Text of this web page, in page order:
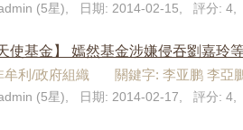
(5星), 日期: 2014-02-15, 評分:
使基金】 嫣然基金涉嫌侵吞劉嘉玲
牟利/政府組織 關鍵字: 李亚鹏 李亞
(5星), 日期: 2014-02-17, 評分: